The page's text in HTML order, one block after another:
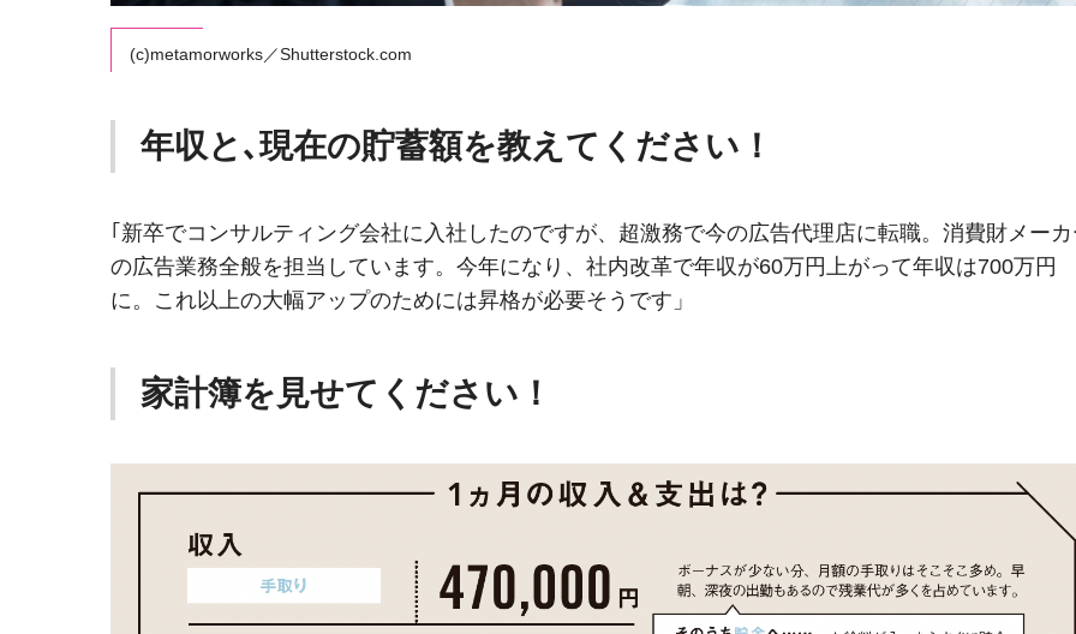
(c)metamorworks／Shutterstock.com
年収と､現在の貯蓄額を教えてください！
｢新卒でコンサルティング会社に入社したのですが、超激務で今の広告代理店に転職。消費財メー
の広告業務全般を担当しています。今年になり、社内改革で年収が60万円上がって年収は700万円
に。これ以上の大幅アップのためには昇格が必要そうです」
家計簿を見せてください！